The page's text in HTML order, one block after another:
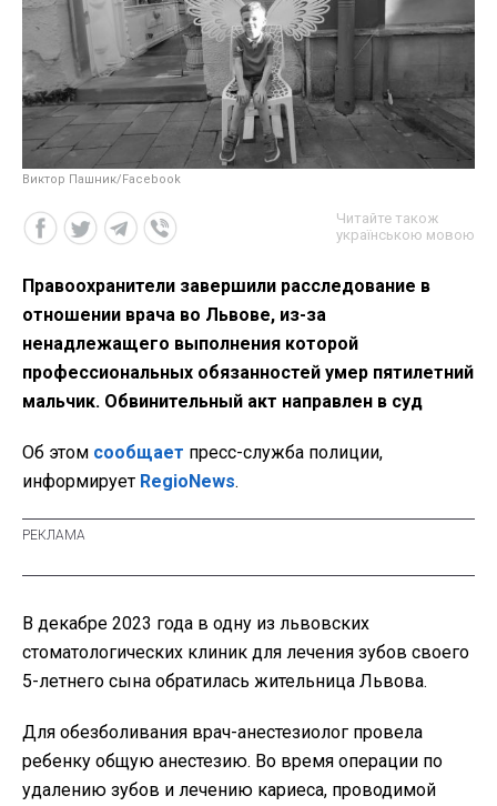
Виктор Пашник/Facebook
Читайте також
українською мовою
Правоохранители завершили расследование в
отношении врача во Львове, из-за
ненадлежащего выполнения которой
профессиональных обязанностей умер пятилетний
мальчик. Обвинительный акт направлен в суд
Об этом сообщает пресс-служба полиции,
информирует RegioNews.
В декабре 2023 года в одну из львовских
стоматологических клиник для лечения зубов своего
5-летнего сына обратилась жительница Львова.
Для обезболивания врач-анестезиолог провела
ребенку общую анестезию. Во время операции по
удалению зубов и лечению кариеса, проводимой